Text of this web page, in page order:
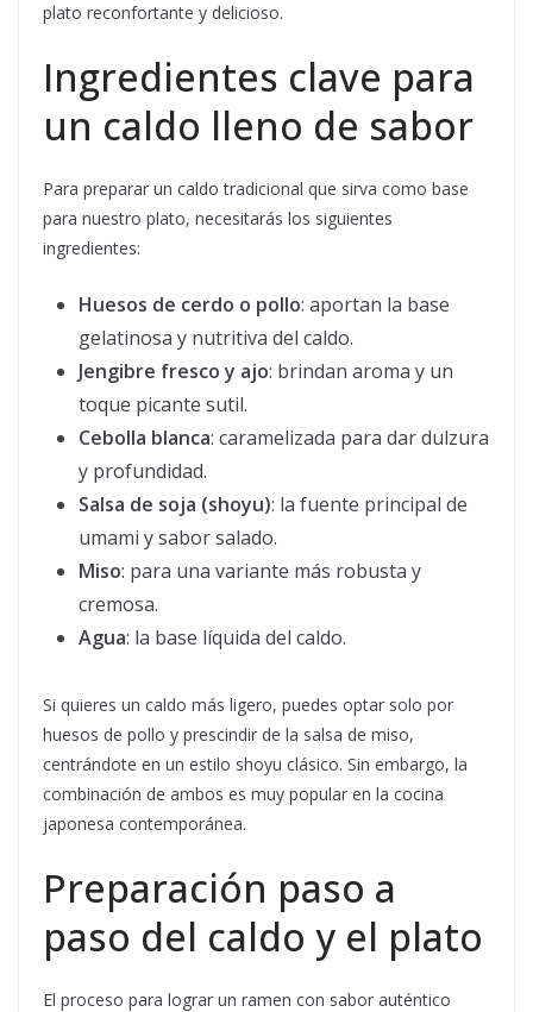
plato reconfortante y delicioso.
Ingredientes clave para
un caldo lleno de sabor
Para preparar un caldo tradicional que sirva como base
para nuestro plato, necesitarás los siguientes
ingredientes:
Huesos de cerdo o pollo: aportan la base
gelatinosa y nutritiva del caldo.
Jengibre fresco y ajo: brindan aroma y un
toque picante sutil.
Cebolla blanca: caramelizada para dar dulzura
y profundidad.
Salsa de soja (shoyu): la fuente principal de
umami y sabor salado.
Miso: para una variante más robusta y
cremosa.
Agua: la base líquida del caldo.
Si quieres un caldo más ligero, puedes optar solo por
huesos de pollo y prescindir de la salsa de miso,
centrándote en un estilo shoyu clásico. Sin embargo, la
combinación de ambos es muy popular en la cocina
japonesa contemporánea.
Preparación paso a
paso del caldo y el plato
El proceso para lograr un ramen con sabor auténtico